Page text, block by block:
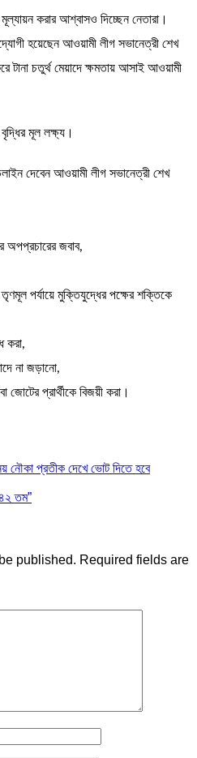
করার আশ্বাসও দিচ্ছেন নেতারা।
হয়েছেন আওয়ামী লীগ সভানেত্রী শেখ
টানা চতুর্থ মেয়াদে ক্ষমতায় আসাই আওয়ামী
মূল লক্ষ্য।
দেবেন আওয়ামী লীগ সভানেত্রী শেখ
অপপ্রচারের জবাব,
তৃণমূল পর্যায়ে মুক্তিযুদ্ধের পক্ষের শক্তিকে
করা,
না জড়ানো,
প্রার্থীকে বিজয়ী করা।
নৌকা প্রতীক দেখে ভোট দিতে হবে
তম”
published. Required fields are